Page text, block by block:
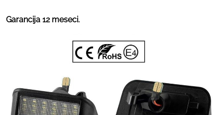
Garancija 12 meseci.